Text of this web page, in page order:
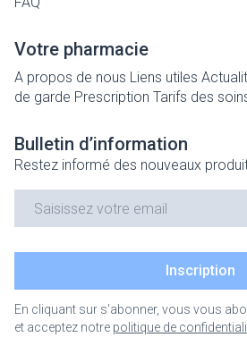
Votre pharmacie
A propos de nous Liens utiles
de garde Prescription Tarifs des
Bulletin d’information
Restez informé des nouveaux
Inscription
En cliquant sur s'abonner, vous vous
et acceptez notre politique de